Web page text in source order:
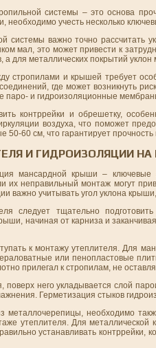
системы – это основа
необходимо учесть несколько
системы важно точно
мал, это может привести к
а для металлических покрытий
стропилами и крышей требует
где может возникнуть
паро- и гидроизоляционные
контррейки и обрешетку,
воздуха, что поможет
50-60 см, что гарантирует прочность
И ГИДРОИЗОЛЯЦИИ
мансардной крыши –
неправильный монтаж могут
важно учитывать угол уклона
следует тщательно
начиная от карниза и
к монтажу утеплителя. Для
или пенопластовые
прилегал к стропилам, не
поверх него укладывается слой
Герметизация стыков
необходимо
утеплителя. Для
устанавливать